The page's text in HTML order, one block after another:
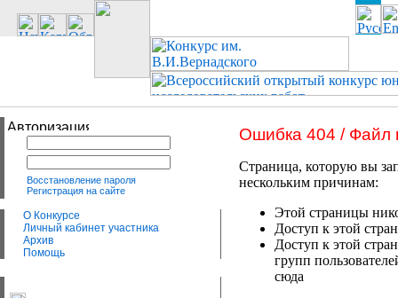
Восстановление пароля
Регистрация на сайте
О Конкурсе
Личный кабинет участника
Архив
Помощь
Ошибка 404 / Файл
Страница, которую вы
нескольким причинам:
Этой страницы
Доступ к этой
Доступ к этой
групп
сюда